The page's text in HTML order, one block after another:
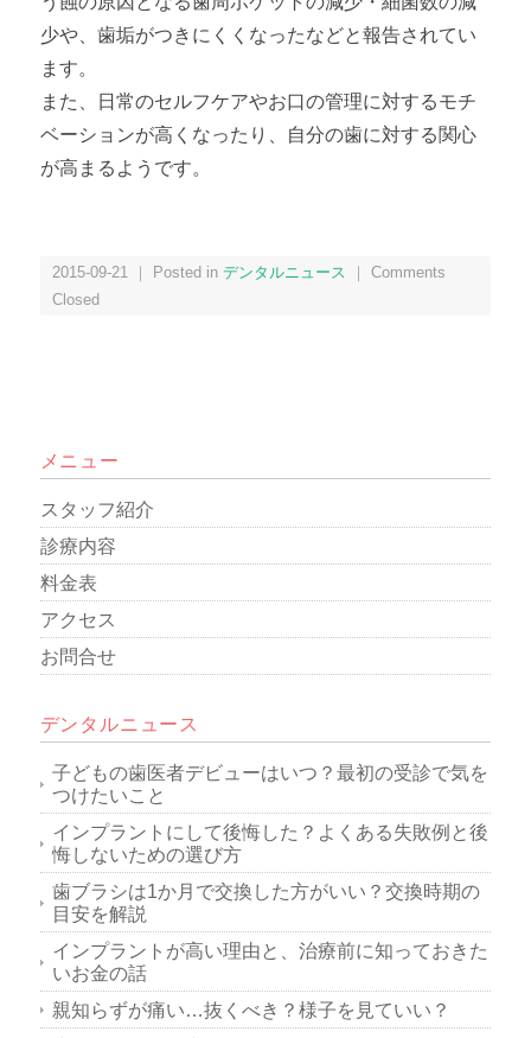
少や、歯垢がつきにくくなったなどと報告されてい
ます。
また、日常のセルフケアやお口の管理に対するモチ
ベーションが高くなったり、自分の歯に対する関心
が高まるようです。
2015-09-21 ｜ Posted in デンタルニュース
Comments
Closed
メニュー
スタッフ紹介
診療内容
料金表
アクセス
お問合せ
デンタルニュース
子どもの歯医者デビューはいつ？最初の受診で気を
つけたいこと
インプラントにして後悔した？よくある失敗例と後
悔しないための選び方
歯ブラシは1か月で交換した方がいい？交換時期の
目安を解説
インプラントが高い理由と、治療前に知っておきた
いお金の話
親知らずが痛い…抜くべき？様子を見ていい？